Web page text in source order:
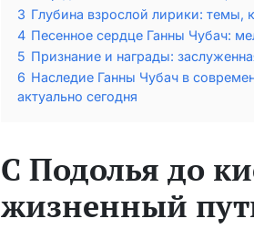
3 Глубина взрослой лирики: темы,
4 Песенное сердце Ганны Чубач:
5 Признание и награды:
6 Наследие Ганны Чубач в
актуально сегодня
С Подолья до
жизненный